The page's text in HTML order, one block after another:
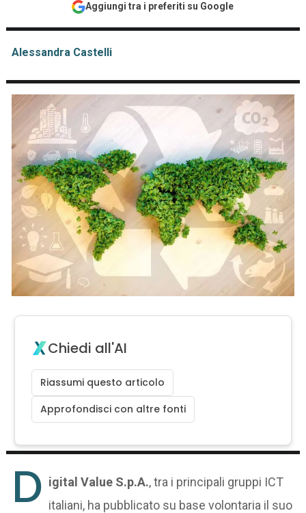
Aggiungi tra i preferiti su Google
Alessandra Castelli
Chiedi all'AI
Riassumi questo articolo
Approfondisci con altre fonti
D igital Value S.p.A., tra i principali gruppi ICT
italiani, ha pubblicato su base volontaria il suo